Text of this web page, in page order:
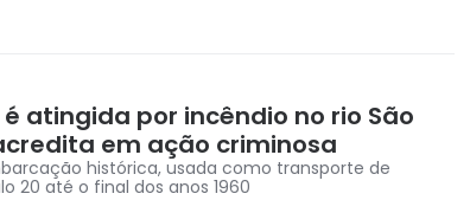
atingida por incêndio no rio São
em ação criminosa
histórica, usada como transporte de
20 até o final dos anos 1960